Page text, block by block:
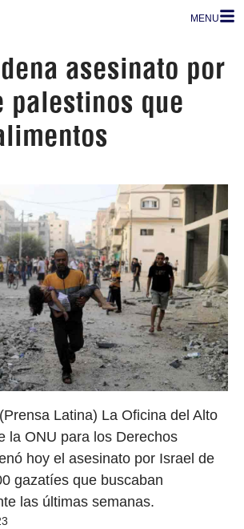
MENU
asesinato por
palestinos que
Latina) La Oficina del Alto
la ONU para los Derechos
hoy el asesinato por Israel de
gazatíes que buscaban
las últimas semanas.